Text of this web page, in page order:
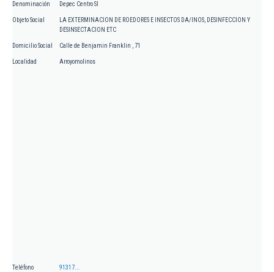
Denominación Depec Centro Sl
Objeto Social
LA EXTERMINACION DE ROEDORES E INSECTOS DA/INOS, DESINFECCION Y
DESINSECTACION ETC
Domicilio Social Calle de Benjamin Franklin , 71
Localidad Arroyomolinos
Teléfono 91317...